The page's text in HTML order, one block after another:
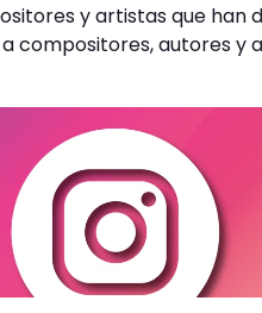
y artistas que han
compositores, autores y